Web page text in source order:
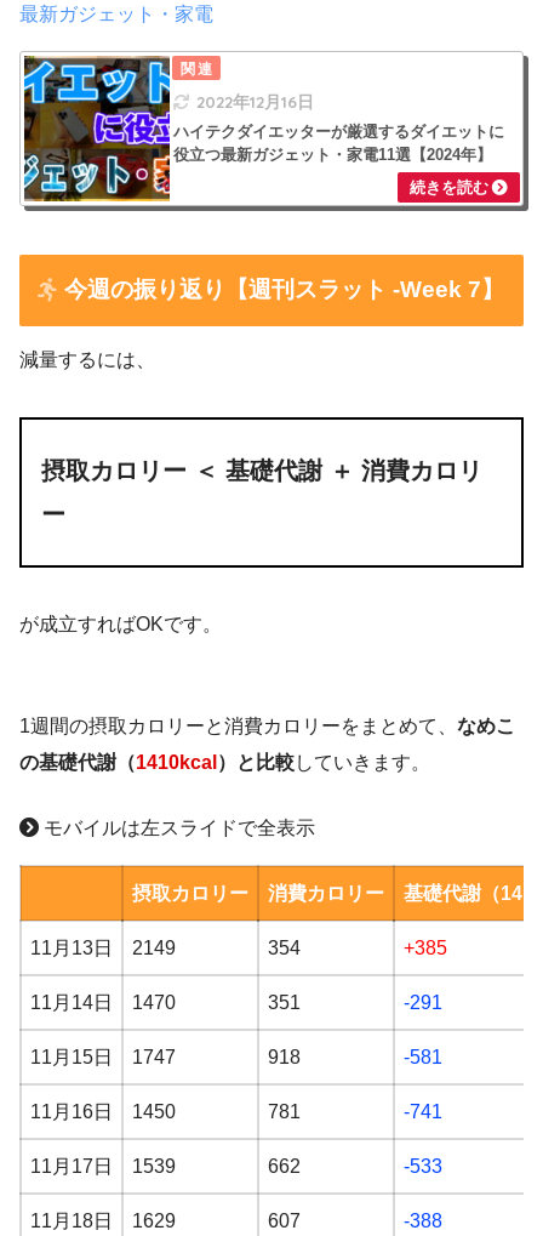
【地獄の9分】太ももひきしめ：9分
【地獄の9分】足パカ：9分
【ノリノリ4分】お尻をひきしめる：4分
【地獄の3分】有酸素運動：3分
歩数：8035歩
距離：5.4km
アクティブ時間：1時間50分
【地獄の9分】足パカ：9分
【地獄の19分】痩せるダンス：19分
あり
サバ塩焼き、サバみりん焼き、アジ干物
鶏ハム、ゆで卵
大根マカロニ煮物
野菜ブレイズ
アルコール
なし
おからソフトクッキー
きなこヨーグルト
木綿豆腐とおからの和え物
大根サラダ、鶏ハム
アルコール
なし
YouTubeで宅トレ
おやつ
大豆プロテイン入りピスタチオココアオー
トミール粥
きなこヨーグルト
夜
味噌汁
きんぴらごぼう、納豆オムレツ
YouTubeで宅トレ
おやつ
大豆プロテイン
木綿豆腐
味噌汁
レバニラ炒め
きんぴらごぼう
ボジョレーヌーボー
アルコール
あり
最新ガジェット・家電
2022年12月16日
ハイテクダイエッターが厳選するダイエットに
役立つ最新ガジェット・家電11選【2024年】
今週の振り返り【週刊スラット -Week 7】
減量するには、
摂取カロリー ＜ 基礎代謝 ＋ 消費カロリ
ー
が成立すればOKです。
1週間の摂取カロリーと消費カロリーをまとめて、 なめこ
の基礎代謝（1410kcal ）と比較していきます。
モバイルは左スライドで全表示
摂取カロリー 消費カロリー 基礎代謝（
11月13日 2149 354 +385
11月14日 1470 351 -291
11月15日 1747 918 -581
11月16日 1450 781 -741
11月17日 1539 662 -533
11月18日 1629 607 -388